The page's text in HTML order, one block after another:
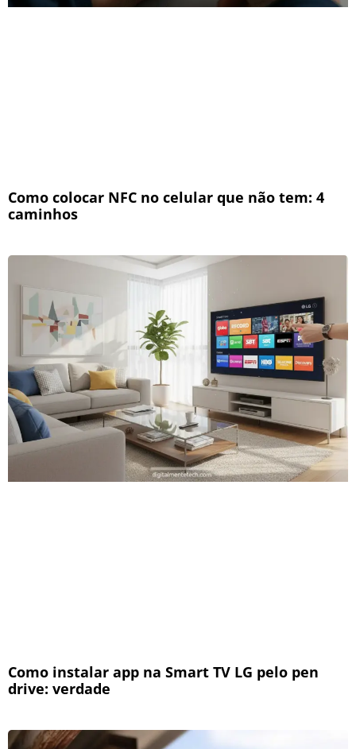
Como colocar NFC no celular que não tem: 4
caminhos
Como instalar app na Smart TV LG pelo pen
drive: verdade